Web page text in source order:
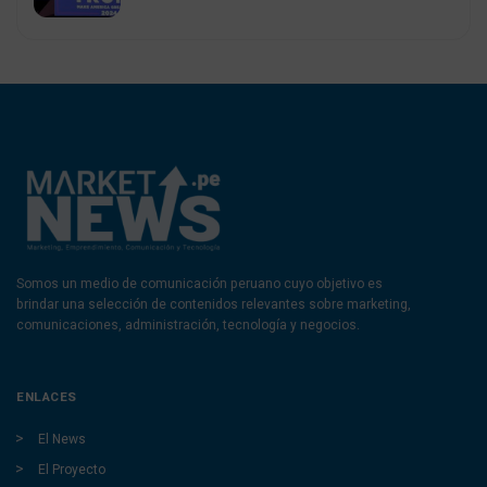
Somos un medio de comunicación peruano cuyo objetivo es
brindar una selección de contenidos relevantes sobre marketing,
comunicaciones, administración, tecnología y negocios.
ENLACES
El News
El Proyecto